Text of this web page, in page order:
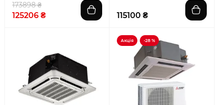
173898 ₴
125206 ₴ 115100 ₴
Акція -28 %